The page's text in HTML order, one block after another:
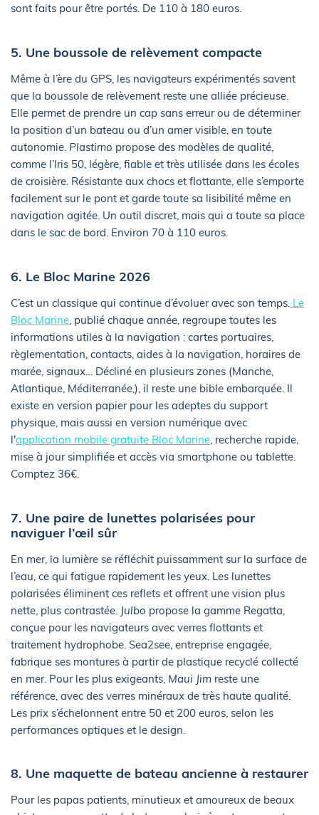
sont faits pour être portés. De 110 à 180 euros.
5. Une boussole de relèvement compacte
Même à l’ère du GPS, les navigateurs expérimentés savent
que la boussole de relèvement reste une alliée précieuse.
Elle permet de prendre un cap sans erreur ou de déterminer
la position d’un bateau ou d’un amer visible, en toute
autonomie. Plastimo propose des modèles de qualité,
comme l’Iris 50, légère, fiable et très utilisée dans les écoles
de croisière. Résistante aux chocs et flottante, elle s’emporte
facilement sur le pont et garde toute sa lisibilité même en
navigation agitée. Un outil discret, mais qui a toute sa place
dans le sac de bord. Environ 70 à 110 euros.
6. Le Bloc Marine 2026
C’est un classique qui continue d’évoluer avec son temps. Le
Bloc Marine , publié chaque année, regroupe toutes les
informations utiles à la navigation : cartes portuaires,
règlementation, contacts, aides à la navigation, horaires de
marée, signaux… Décliné en plusieurs zones (Manche,
Atlantique, Méditerranée,), il reste une bible embarquée. Il
existe en version papier pour les adeptes du support
physique, mais aussi en version numérique avec
l'application mobile gratuite Bloc Marine , recherche rapide,
mise à jour simplifiée et accès via smartphone ou tablette.
Comptez 36€.
7. Une paire de lunettes polarisées pour
naviguer l’œil sûr
En mer, la lumière se réfléchit puissamment sur la surface de
l’eau, ce qui fatigue rapidement les yeux. Les lunettes
polarisées éliminent ces reflets et offrent une vision plus
nette, plus contrastée. Julbo propose la gamme Regatta,
conçue pour les navigateurs avec verres flottants et
traitement hydrophobe. Sea2see, entreprise engagée,
fabrique ses montures à partir de plastique recyclé collecté
en mer. Pour les plus exigeants, Maui Jim reste une
référence, avec des verres minéraux de très haute qualité.
Les prix s’échelonnent entre 50 et 200 euros, selon les
performances optiques et le design.
8. Une maquette de bateau ancienne à restaurer
Pour les papas patients, minutieux et amoureux de beaux